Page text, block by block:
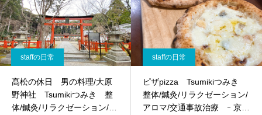
staffの日常
髙松の休日 男の料理/大原
野神社 Tsumikiつみき 整
体/鍼灸/リラクゼーション/ア
staffの日常
ピザpizza Tsumikiつみき
整体/鍼灸/リラクゼーション/
アロマ/交通事故治療 ｰ 京都